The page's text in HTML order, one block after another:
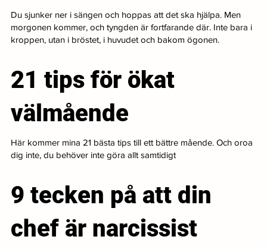
Du sjunker ner i sängen och hoppas att det ska hjälpa. Men
morgonen kommer, och tyngden är fortfarande där. Inte bara i
kroppen, utan i bröstet, i huvudet och bakom ögonen.
21 tips för ökat
välmående
Här kommer mina 21 bästa tips till ett bättre mående. Och oroa
dig inte, du behöver inte göra allt samtidigt
9 tecken på att din
chef är narcissist